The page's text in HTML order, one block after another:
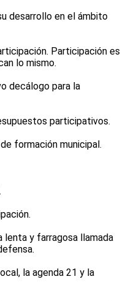
desarrollo en el ámbito
Participación es
lo mismo.
decálogo para la
participativos.
formación municipal.
lenta y farragosa llamada
la agenda 21 y la